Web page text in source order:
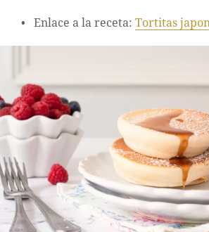
Enlace a la receta: Tortitas